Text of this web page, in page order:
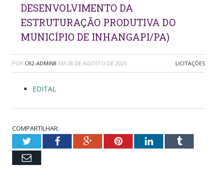
DESENVOLVIMENTO DA
ESTRUTURAÇÃO PRODUTIVA DO
MUNICÍPIO DE INHANGAPI/PA)
POR CR2-ADMIN8 EM 28 DE AGOSTO DE 2023 LICITAÇÕES
EDITAL
COMPARTILHAR:
TwitterFacebookGoogle+PinterestLinkedInTumblr
Email